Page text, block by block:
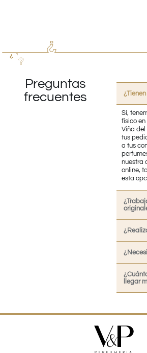
Preguntas
frecuentes
Sí,
físico en
Viña del
tus
a tus
nuestra
online,
esta
llegar